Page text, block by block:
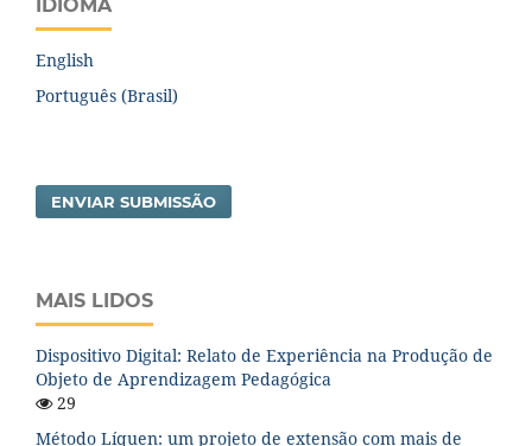
IDIOMA
English
Português (Brasil)
ENVIAR SUBMISSÃO
MAIS LIDOS
Dispositivo Digital: Relato de Experiência na Produção de
Objeto de Aprendizagem Pedagógica
29
Método Líquen: um projeto de extensão com mais de